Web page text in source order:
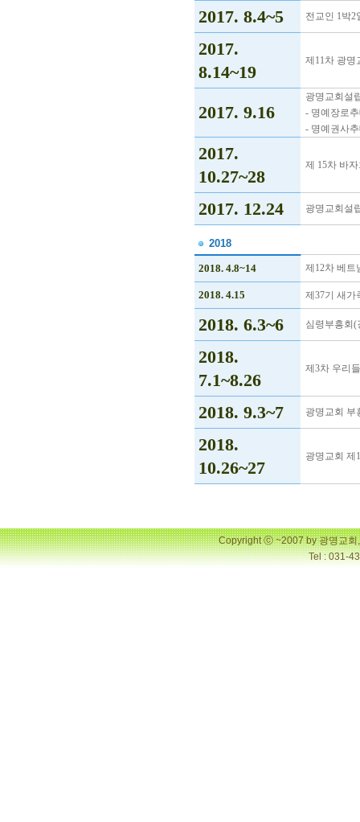
2017. 8.4~5 전교인 1박
2017.
8.14~19
제11차 광명
2017. 9.16
광명교회설
- 명예장로
- 명예권사
2017.
10.27~28
제 15차 바
2017. 12.24 광명교회설
2018
2018. 4.8~14 제12차 베트
2018. 4.15 제37기 새가
2018. 6.3~6 심령부흥회(
2018.
7.1~8.26
제3차 우리
2018. 9.3~7 광명교회 부
2018.
10.26~27
광명교회 제
Copyright ⓒ ~2007 by 광명교
Tel : 031-